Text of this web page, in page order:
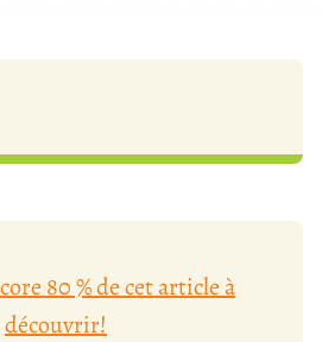
80 % de cet article à
découvrir!